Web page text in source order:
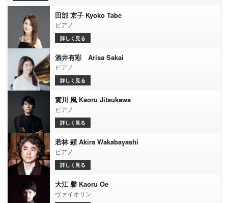
田部 京子 Kyoko Tabe
ピアノ
詳しく見る
酒井有彩 Arisa Sakai
ピアノ
詳しく見る
實川 風 Kaoru Jitsukawa
ピアノ
詳しく見る
若林 顕 Akira Wakabayashi
ピアノ
詳しく見る
大江 馨 Kaoru Oe
ヴァイオリン